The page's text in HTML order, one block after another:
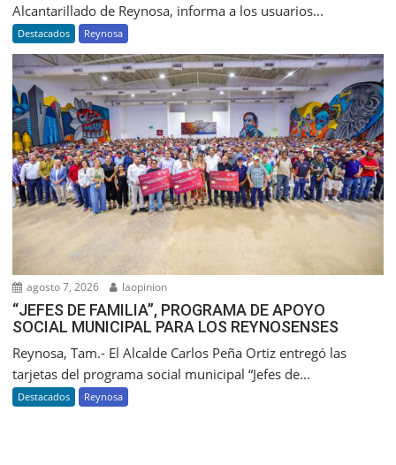
Alcantarillado de Reynosa, informa a los usuarios...
Destacados Reynosa
agosto 7, 2026 laopinion
“JEFES DE FAMILIA”, PROGRAMA DE APOYO
SOCIAL MUNICIPAL PARA LOS REYNOSENSES
Reynosa, Tam.- El Alcalde Carlos Peña Ortiz entregó las
tarjetas del programa social municipal “Jefes de...
Destacados Reynosa